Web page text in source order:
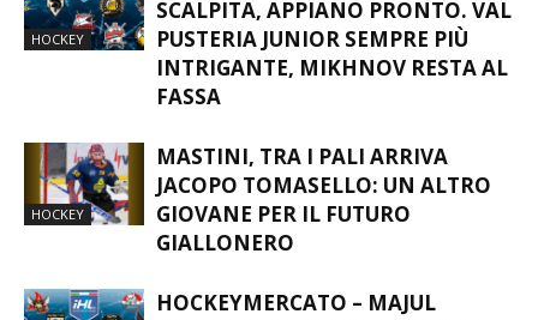
HOCKEY
SCALPITA, APPIANO PRONTO. VAL
PUSTERIA JUNIOR SEMPRE PIÙ
INTRIGANTE, MIKHNOV RESTA AL
FASSA
HOCKEY
MASTINI, TRA I PALI ARRIVA
JACOPO TOMASELLO: UN ALTRO
GIOVANE PER IL FUTURO
GIALLONERO
HOCKEYMERCATO – MAJUL